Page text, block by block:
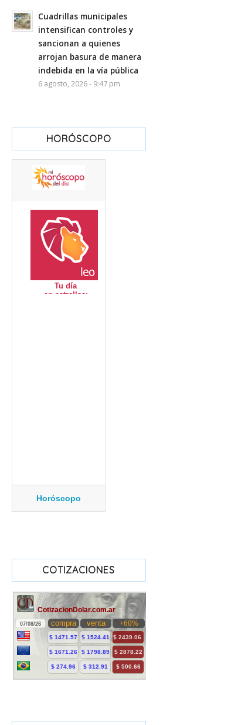
Cuadrillas municipales
intensifican controles y
sancionan a quienes
arrojan basura de manera
indebida en la vía pública
6 agosto, 2026 - 9:47 pm
HORÓSCOPO
Horóscopo
COTIZACIONES